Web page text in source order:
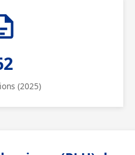
(2025)